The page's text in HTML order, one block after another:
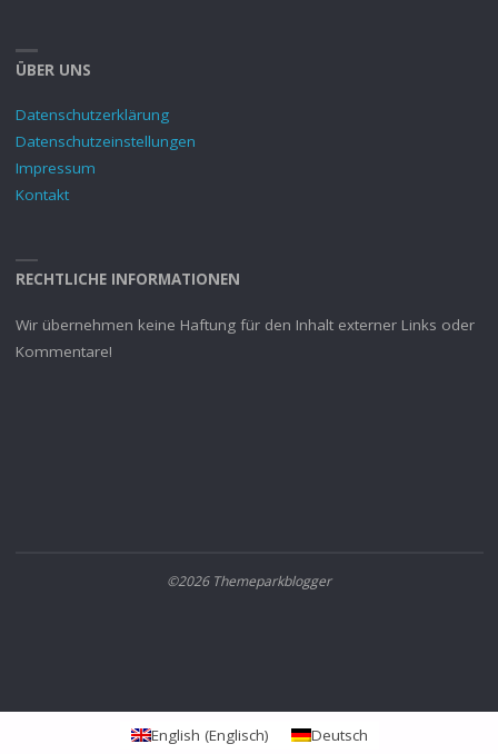
ÜBER UNS
Datenschutzerklärung
Datenschutzeinstellungen
Impressum
Kontakt
RECHTLICHE INFORMATIONEN
Wir übernehmen keine Haftung für den Inhalt externer Links oder
Kommentare!
©2026 Themeparkblogger
English (Englisch) Deutsch